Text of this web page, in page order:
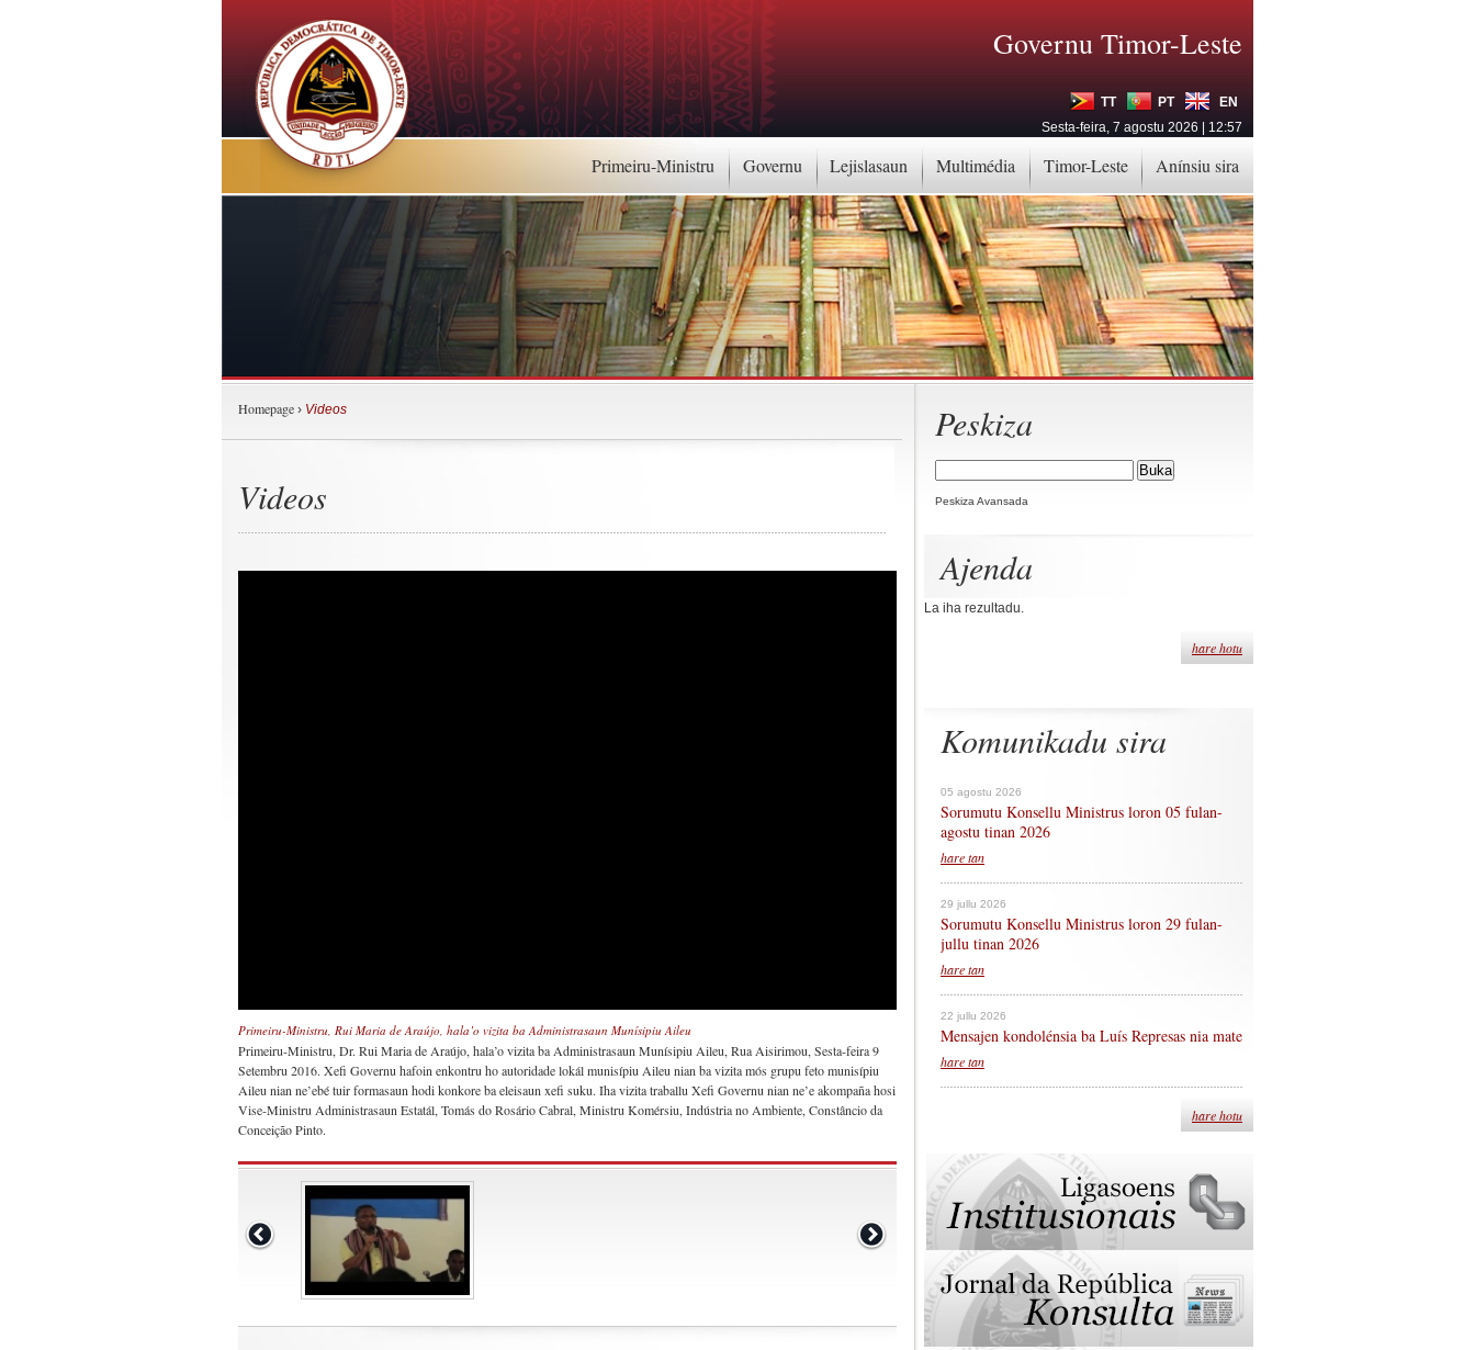
Primeiru-Ministru Governu Lejislasaun Multimédia Timor-Leste Anínsiu sira
Governu Timor-Leste
TT PT
EN
Sesta-feira, 7 agostu 2026 | 12:57
Peskiza
Peskiza Avansada
Ajenda
La iha rezultadu.
hare hotu
Komunikadu sira
05 agostu 2026
Sorumutu Konsellu Ministrus loron 05 fulan-
agostu tinan 2026
hare tan
29 jullu 2026
Sorumutu Konsellu Ministrus loron 29 fulan-
jullu tinan 2026
hare tan
22 jullu 2026
Mensajen kondolénsia ba Luís Represas nia mate
hare tan
hare hotu
Homepage › Videos
Videos
Primeiru-Ministru, Rui Maria de Araújo, hala’o vizita ba Administrasaun Munísipiu Aileu
Primeiru-Ministru, Dr. Rui Maria de Araújo, hala’o vizita ba Administrasaun Munísipiu Aileu, Rua Aisirimou, Sesta-feira 9
Setembru 2016. Xefi Governu hafoin enkontru ho autoridade lokál munisípiu Aileu nian ba vizita mós grupu feto munisípiu
Aileu nian ne’ebé tuir formasaun hodi konkore ba eleisaun xefi suku. Iha vizita traballu Xefi Governu nian ne’e akompaña hosi
Vise-Ministru Administrasaun Estatál, Tomás do Rosário Cabral, Ministru Komérsiu, Indústria no Ambiente, Constâncio da
Conceição Pinto.